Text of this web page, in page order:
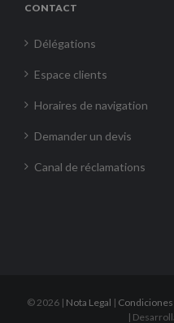
CONTACT
Délégations
Espace clients
Horaires de navigation
Demander un devis
Canal de réclamations
© 2026 | Nota Legal |
|